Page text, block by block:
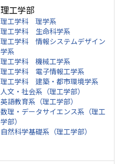
理工学部
理工学科 理学系
理工学科 生命科学系
理工学科 情報システムデザイン
学系
理工学科 機械工学系
理工学科 電子情報工学系
理工学科 建築・都市環境学系
人文・社会系（理工学部）
英語教育系（理工学部）
数理・データサイエンス系（理工
学部）
自然科学基礎系（理工学部）